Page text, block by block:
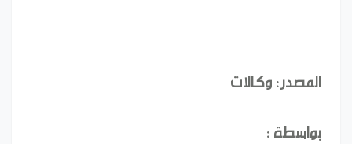
المصدر: وكالات
بواسطة :